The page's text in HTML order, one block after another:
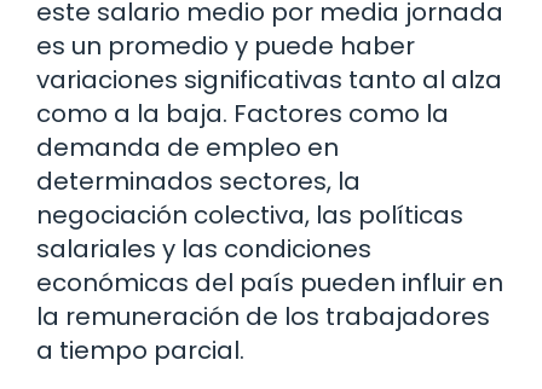
este salario medio por media jornada
es un promedio y puede haber
variaciones significativas tanto al alza
como a la baja. Factores como la
demanda de empleo en
determinados sectores, la
negociación colectiva, las políticas
salariales y las condiciones
económicas del país pueden influir en
la remuneración de los trabajadores
a tiempo parcial.